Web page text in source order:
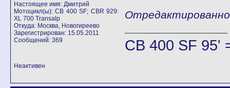
Настоящее имя: Дмитрий
Мотоцикл(ы): CB 400 SF; CBR 929:
XL 700 Transalp
Откуда: Москва, Новогиреево
Зарегистрирован: 15.05.2011
Сообщений: 369
Отредактированно
CB 400 SF 95'
Неактивен